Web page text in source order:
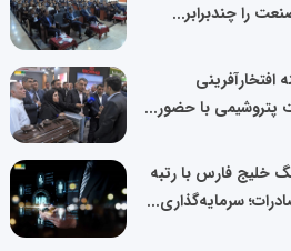
را چندبرابر...
صحنه افتخارآفرینی
پتروشیمی با حضور...
خلیج فارس با رتبه
سرمایه‌گذاری...